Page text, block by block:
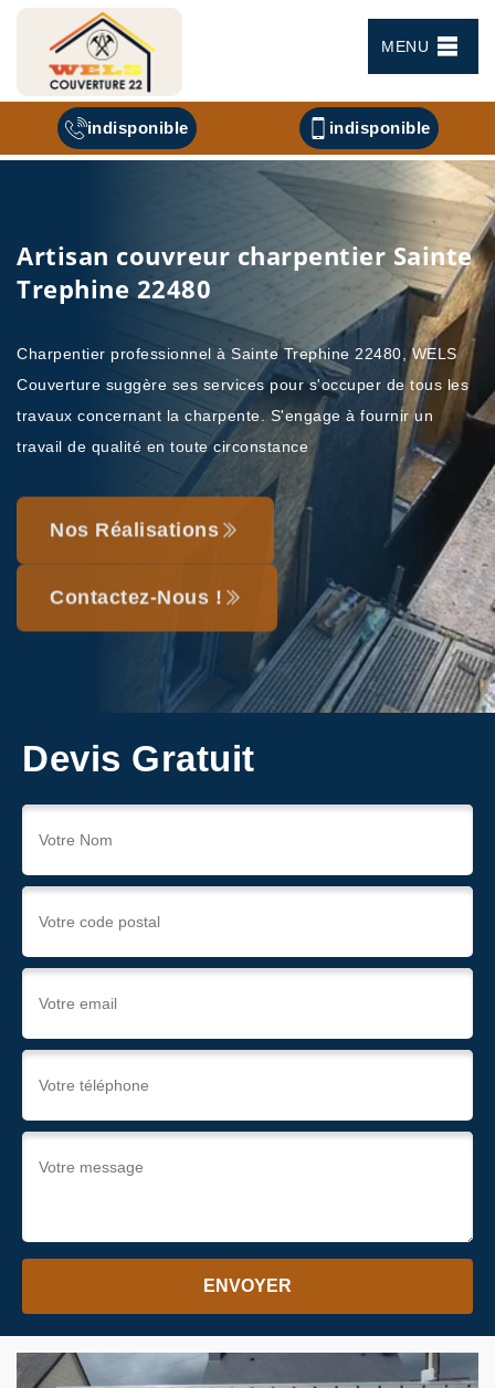
MENU
indisponible indisponible
Artisan couvreur charpentier Sainte
Trephine 22480
Charpentier professionnel à Sainte Trephine 22480, WELS
Couverture suggère ses services pour s'occuper de tous les
travaux concernant la charpente. S'engage à fournir un
travail de qualité en toute circonstance
Nos Réalisations
Contactez-Nous !
Devis Gratuit